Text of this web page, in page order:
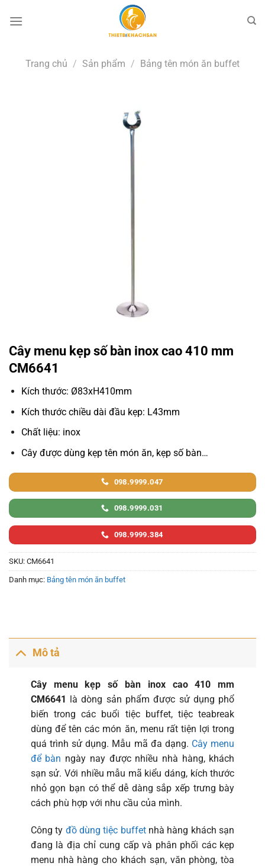
qua
Trang chủ / Sản phẩm / Bảng tên món ăn buffet
Cây menu kẹp số bàn inox cao 410 mm
CM6641
Kích thước: Ø83xH410mm
Kích thước chiều dài đầu kẹp: L43mm
Chất liệu: inox
Cây được dùng kẹp tên món ăn, kẹp số bàn…
098.9999.047
098.9999.031
098.9999.384
SKU: CM6641
Danh mục: Bảng tên món ăn buffet
Mô tả
Cây menu kẹp số bàn inox cao 410 mm
CM6641 là dòng sản phẩm được sử dụng phổ
biến trong các buổi tiệc buffet, tiệc teabreak
dùng để tên các món ăn, menu rất tiện lợi trong
quá trình sử dụng. Mẫu mã đa dạng. Cây menu
để bàn ngày nay được nhiều nhà hàng, khách
sạn sử. Với nhiều mẫu mã kiểu dáng, kích thước
nhỏ gọn bạn có thể dễ dàng sắp xếp trưng bày
cách phù hợp với nhu cầu của mình.
Công ty đồ dùng tiệc buffetnhà hàng khách sạn
đang là địa chỉ cung cấp và phân phối các kẹp
menu nhà hàng cho khách sạn, văn phòng, tòa